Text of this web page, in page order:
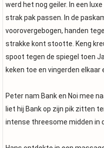
werd het nog geiler. In een
strak pak passen. In de
voorovergebogen, handen
strakke kont stootte. Keng
spoot tegen de spiegel toen
keken toe en vingerden elkaar
Peter nam Bank en Noi mee
liet hij Bank op zijn pik zitten
intense threesome midden in